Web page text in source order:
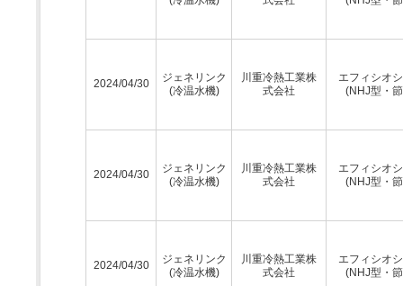
2024/04/30
ジェネリンク
(冷温水機)
川重冷熱工業株
式会社
エフィシオ
(NHJ型・
2024/04/30
ジェネリンク
(冷温水機)
川重冷熱工業株
式会社
エフィシオ
(NHJ型・
2024/04/30
ジェネリンク
(冷温水機)
川重冷熱工業株
式会社
エフィシオ
(NHJ型・